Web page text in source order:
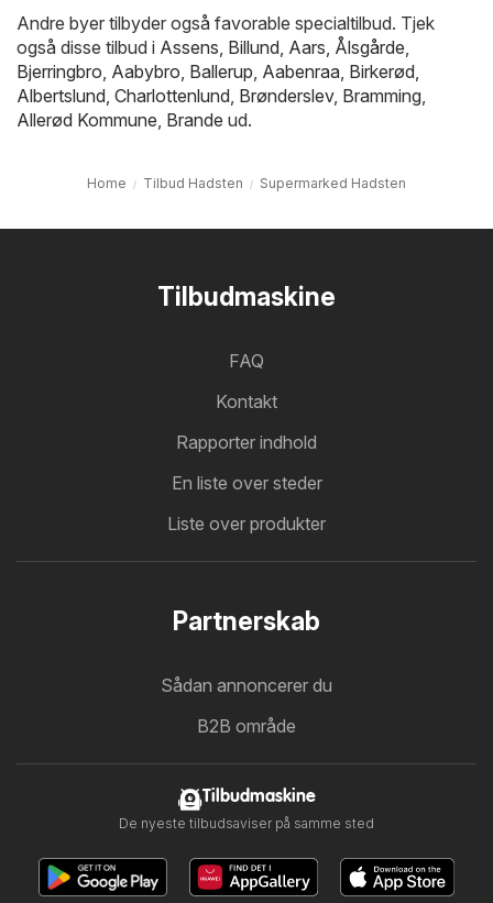
Andre byer tilbyder også favorable specialtilbud. Tjek
også disse tilbud i Assens Billund Aars Ålsgårde
Bjerringbro Aabybro Ballerup Aabenraa Birkerød
Albertslund Charlottenlund Brønderslev, Bramming
Allerød Kommune Brande ud.
Home Tilbud Hadsten Supermarked Hadsten
Tilbudmaskine
FAQ
Kontakt
Rapporter indhold
En liste over steder
Liste over produkter
Partnerskab
Sådan annoncerer du
B2B område
Tilbudmaskine
De nyeste tilbudsaviser på samme sted